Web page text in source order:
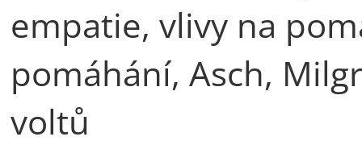
empatie, vlivy na
pomáhání, Asch,
voltů